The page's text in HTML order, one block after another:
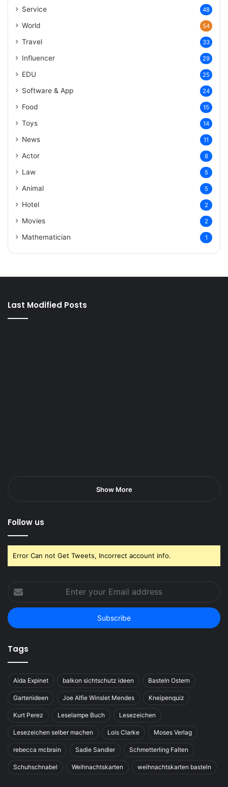
Service 48
World 54
Travel 33
Influencer 29
EDU 25
Software & App 24
Food 15
Toys 14
News 11
Actor 8
Law 5
Animal 5
Hotel 2
Movies 2
Mathematician 1
Last Modified Posts
Show More
Follow us
Error Can not Get Tweets, Incorrect account info.
your
Email
address
Tags
Aida Expinet balkon sichtschutz ideen Basteln Ostern
Gartenideen Joe Alfie Winslet Mendes Kneipenquiz
Kurt Perez Leselampe Buch Lesezeichen
Lesezeichen selber machen Lois Clarke Moses Verlag
rebecca mcbrain Sadie Sandler Schmetterling Falten
Schuhschnabel Weihnachtskarten weihnachtskarten basteln